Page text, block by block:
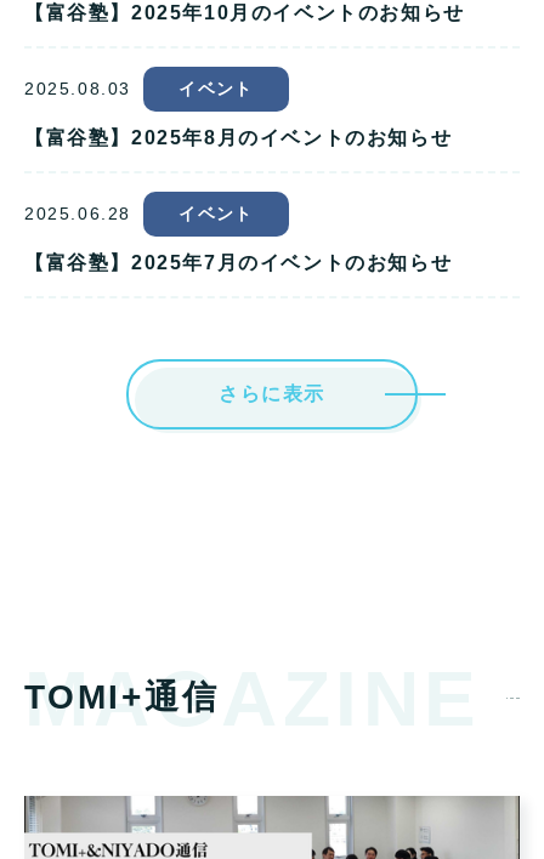
【富谷塾】2025年10月のイベントのお知らせ
2025.08.03 イベント
【富谷塾】2025年8月のイベントのお知らせ
2025.06.28 イベント
【富谷塾】2025年7月のイベントのお知らせ
さらに表示
MAGAZINE
TOMI+通信